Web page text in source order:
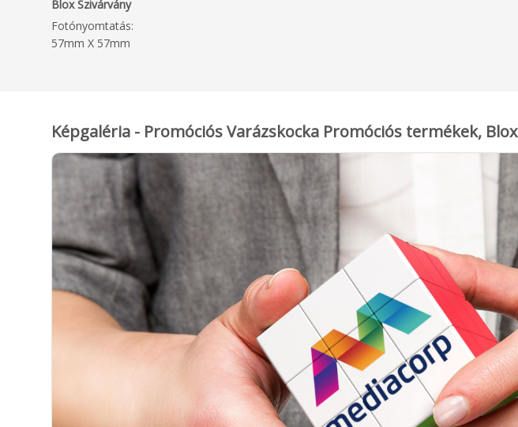
Blox Szivárvány
Fotónyomtatás:
57mm X 57mm
Képgaléria - Promóciós Varázskocka Promóciós termékek, Blox